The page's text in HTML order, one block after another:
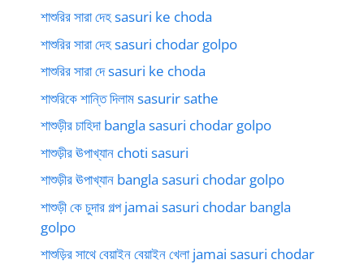
শাশুরির সারা দেহ sasuri ke choda
শাশুরির সারা দেহ sasuri chodar golpo
শাশুরির সারা দে sasuri ke choda
শাশুরিকে শান্তি দিলাম sasurir sathe
শাশুড়ীর চাহিদা bangla sasuri chodar golpo
শাশুড়ীর ঊপাখ্যান choti sasuri
শাশুড়ীর ঊপাখ্যান bangla sasuri chodar golpo
শাশুড়ী কে চুদার গল্প jamai sasuri chodar bangla
golpo
শাশুড়ির সাথে বেয়াইন বেয়াইন খেলা jamai sasuri chodar